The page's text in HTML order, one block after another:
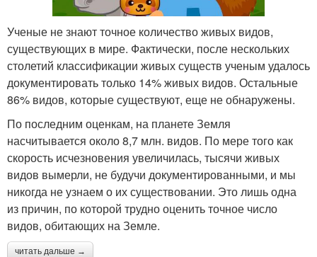
Ученые не знают точное количество живых видов,
существующих в мире. Фактически, после нескольких
столетий классификации живых существ ученым удалось
документировать только 14% живых видов. Остальные
86% видов, которые существуют, еще не обнаружены.
По последним оценкам, на планете Земля
насчитывается около 8,7 млн. видов. По мере того как
скорость исчезновения увеличилась, тысячи живых
видов вымерли, не будучи документированными, и мы
никогда не узнаем о их существовании. Это лишь одна
из причин, по которой трудно оценить точное число
видов, обитающих на Земле.
читать дальше →